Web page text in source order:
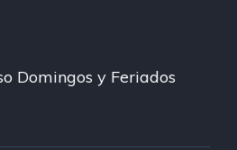
Domingos y Feriados